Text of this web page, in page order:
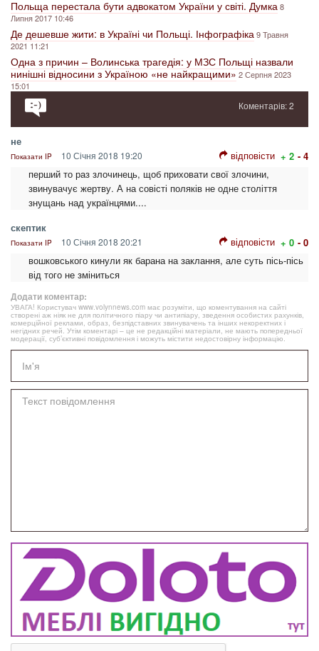
Польща перестала бути адвокатом України у світі. Думка 8
Липня 2017 10:46
Де дешевше жити: в Україні чи Польщі. Інфографіка 9 Травня
2021 11:21
Одна з причин – Волинська трагедія: у МЗС Польщі назвали
нинішні відносини з Україною «не найкращими»2 Серпня 2023
15:01
Коментарів: 2
не
Показати IP 10 Січня 2018 19:20 відповісти + 2 - 4
перший то раз злочинець, щоб приховати свої злочини,
звинувачує жертву. А на совісті поляків не одне століття
знущань над українцями....
скептик
Показати IP 10 Січня 2018 20:21 відповісти + 0 - 0
вошковського кинули як барана на заклання, але суть пісь-пісь
від того не зміниться
Додати коментар:
УВАГА! Користувач www.volynnews.com має розуміти, що коментування на сайті
створені аж ніяк не для політичного піару чи антипіару, зведення особистих рахунків,
комерційної реклами, образ, безпідставних звинувачень та інших некоректних і
негідних речей. Утім коментарі – це не редакційні матеріали, не мають попередньої
модерації, суб’єктивні повідомлення і можуть містити недостовірну інформацію.